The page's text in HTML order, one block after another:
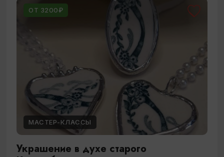
ОТ 3200₽
МАСТЕР-КЛАССЫ
Украшение в духе старого